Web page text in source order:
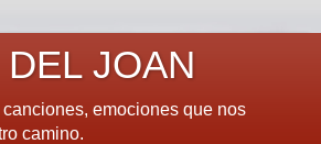
JOAN
emociones que nos
camino.